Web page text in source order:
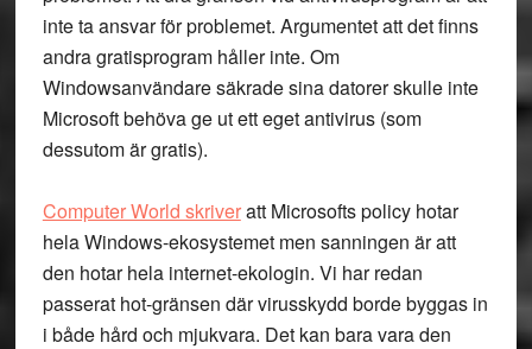
inte ta ansvar för problemet. Argumentet att det finns
andra gratisprogram håller inte. Om
Windowsanvändare säkrade sina datorer skulle inte
Microsoft behöva ge ut ett eget antivirus (som
dessutom är gratis).
Computer World skriveratt Microsofts policy hotar
hela Windows-ekosystemet men sanningen är att
den hotar hela internet-ekologin. Vi har redan
passerat hot-gränsen där virusskydd borde byggas in
i både hård och mjukvara. Det kan bara vara den